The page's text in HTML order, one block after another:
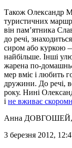
Також Олександр
туристичних
він пам’ятника
до речі,
сиром або куркою
найбільше. Інші
жарена по-
мер вміє і любить
дружини. До речі,
року. Нині
і не вживає
Анна ДОВГОШЕЙ
3 березня 2012,